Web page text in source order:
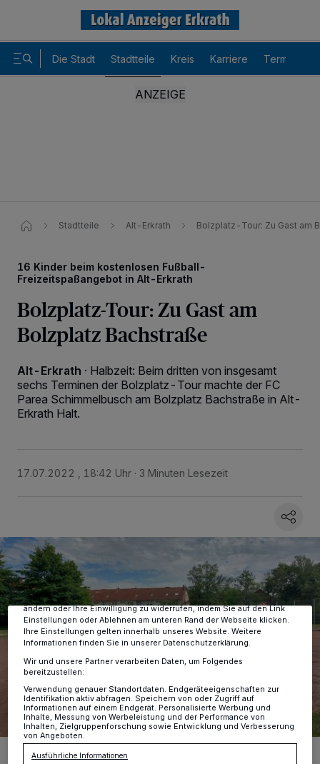
Die Stadt Stadtteile Kreis Karriere Termine
Stadtteile Alt-Erkrath Bolzplatz-Tour: Zu Gast am
16 Kinder beim kostenlosen Fußball-
Freizeitspaßangebot in Alt-Erkrath
Bolzplatz-Tour: Zu Gast am
Bolzplatz Bachstraße
Alt-Erkrath · Halbzeit: Beim dritten von insgesamt
sechs Terminen der Bolzplatz-Tour machte der FC
Parea Schimmelbusch am Bolzplatz Bachstraße in Alt-
Erkrath Halt.
17.07.2022 , 18:42 Uhr 3 Minuten Lesezeit
Foto: FC Parea
Kennungen auf Ihrem Gerät zu. Durch Auswahl von OK aktivieren Sie
Tracking-Technologien für die unter „Wir und unsere Partner
verarbeiten Daten, um Ihnen Dienste bereitzustellen“ aufgeführten
Zwecke. Wenn Tracker deaktiviert sind, sind manche Inhalte und
Anzeigen möglicherweise nicht mehr so relevant für Sie. Sie können
dieses Menü jederzeit wieder aufrufen, um Ihre Einstellungen zu
ändern oder Ihre Einwilligung zu widerrufen, indem Sie auf den Link
Einstellungen oder Ablehnen am unteren Rand der Webseite klicken.
Ihre Einstellungen gelten innerhalb unseres Website. Weitere
Informationen finden Sie in unserer Datenschutzerklärung.
Wir und unsere Partner verarbeiten Daten, um Folgendes
bereitzustellen:
Verwendung genauer Standortdaten. Endgeräteeigenschaften zur
Identifikation aktiv abfragen. Speichern von oder Zugriff auf
Informationen auf einem Endgerät. Personalisierte Werbung und
Inhalte, Messung von Werbeleistung und der Performance von
Inhalten, Zielgruppenforschung sowie Entwicklung und Verbesserung
von Angeboten.
Ausführliche Informationen